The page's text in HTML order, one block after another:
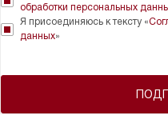
обработки персональных
Я присоединяюсь к тексту «
данных»